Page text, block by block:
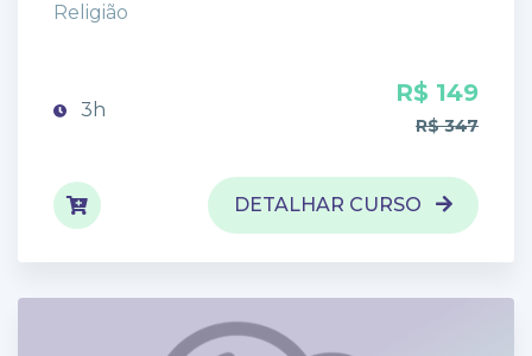
Religião
3h
R$ 149
R$ 347
DETALHAR CURSO